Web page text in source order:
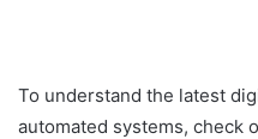
To understand the latest
automated systems, check